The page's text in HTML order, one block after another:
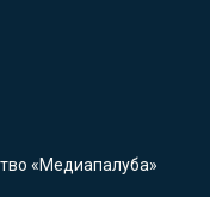
«Медиапалуба»